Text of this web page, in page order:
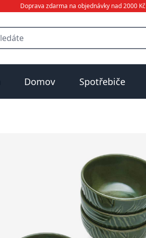
Doprava zdarma na objednávky nad 2000 Kč
Domov Spotřebiče